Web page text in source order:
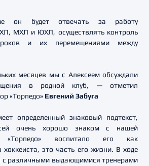
он будет отвечать за работу
МХЛ и ЮХЛ, осуществлять контроль
и их перемещениями между
месяцев мы с Алексеем обсуждали
в родной клуб, — отметил
«Торпедо» Евгений Забуга
определенный знаковый подтекст,
очень хорошо знаком с нашей
«Торпедо» воспитало его как
хоккеиста, это часть его жизни. В ходе
с различными выдающимися тренерами